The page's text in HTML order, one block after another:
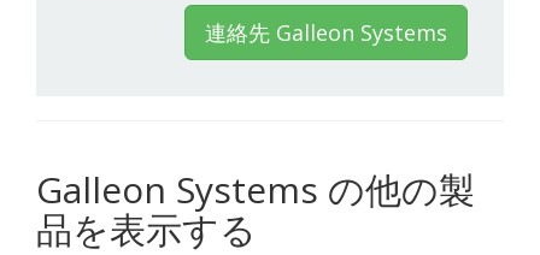
連絡先 Galleon Systems
Galleon Systems の他の製
品を表示する